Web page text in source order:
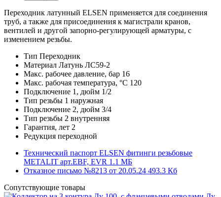
Переходник латунный ELSEN применяется для соединения
труб, а также для присоединения к магистрали кранов,
вентилей и другой запорно-регулирующей арматуры, с
изменением резьбы.
Тип Переходник
Материал Латунь ЛС59-2
Макс. рабочее давление, бар 16
Макс. рабочая температура, °С 120
Подключение 1, дюйм 1/2
Тип резьбы 1 наружная
Подключение 2, дюйм 3/4
Тип резьбы 2 внутренняя
Гарантия, лет 2
Редукция переходной
Технический паспорт ELSEN фитинги резьбовые
METALIT арт.EBF, EVR 1.1 MБ
Отказное письмо №8213 от 20.05.24 493.3 Кб
Сопутствующие товары